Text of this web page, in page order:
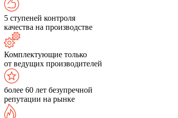
5 ступеней контроля
качества на производстве
Комплектующие только
от ведущих производителей
более 60 лет безупречной
репутации на рынке